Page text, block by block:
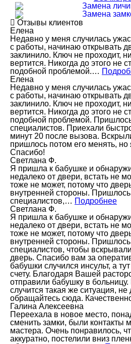
Замена
Замена
Отзывы клиентов
Елена
Недавно у меня случилась
с работы, начинаю открывать
заклинило. Ключ не проходит,
вертится. Никогда до этого не
подобной проблемой.…
Елена
Недавно у меня случилась
с работы, начинаю открывать
заклинило. Ключ не проходит,
вертится. Никогда до этого не
подобной проблемой.
специалистов. Приехали
минут 20 после вызова.
пришлось потом его менять, но
Спасибо!
Светлана Ф.
Я пришла к бабушке и
недалеко от двери, встать не
тоже не может, потому что
внутренней стороны.
специалистов,… Подробнее
Светлана Ф.
Я пришла к бабушке и
недалеко от двери, встать не
тоже не может, потому что
внутренней стороны.
специалистов, чтобы
дверь. Спасибо вам за
бабушки случился инсульт, а
счету. Благодаря Вашей
отправили бабушку в больницу.
случится такая же ситуация, не
обращайтесь сюда.
Галина Алексеевна
Переехала в новое место,
сменить замки, были контакты
мастера. Очень понравилось,
аккуратно, постелили вниз